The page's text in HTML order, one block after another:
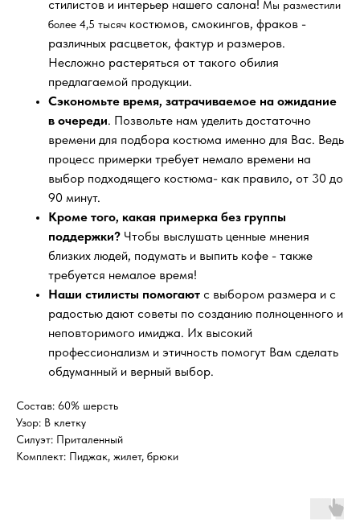
стилистов и интерьер нашего салона! Мы разместили
более 4,5 тысяч костюмов, смокингов, фраков -
различных расцветок, фактур и размеров.
Несложно растеряться от такого обилия
предлагаемой продукции.
Сэкономьте время, затрачиваемое на ожидание
в очереди. Позвольте нам уделить достаточно
времени для подбора костюма именно для Вас. Ведь
процесс примерки требует немало времени на
выбор подходящего костюма- как правило, от 30 до
90 минут.
Кроме того, какая примерка без группы
поддержки? Чтобы выслушать ценные мнения
близких людей, подумать и выпить кофе - также
требуется немалое время!
Наши стилисты помогают с выбором размера и с
радостью дают советы по созданию полноценного и
неповторимого имиджа. Их высокий
профессионализм и этичность помогут Вам сделать
обдуманный и верный выбор.
Состав: 60% шерсть
Узор: В клетку
Силуэт: Приталенный
Комплект: Пиджак, жилет, брюки